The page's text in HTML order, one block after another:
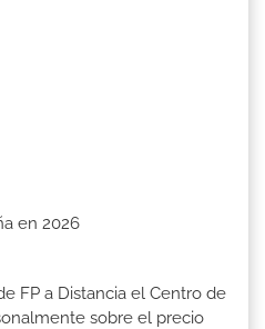
en 2026
FP a Distancia el Centro de
sobre el precio